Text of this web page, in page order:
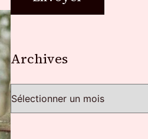
Archives